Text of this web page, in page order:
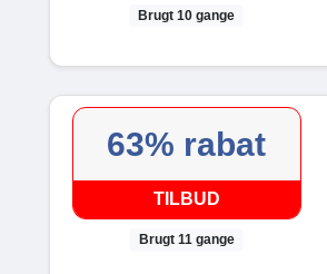
Brugt 10 gange
63% rabat
TILBUD
Brugt 11 gange